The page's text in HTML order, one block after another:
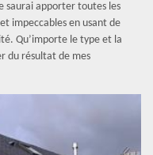
saurai apporter toutes les
impeccables en usant de
Qu’importe le type et la
du résultat de mes